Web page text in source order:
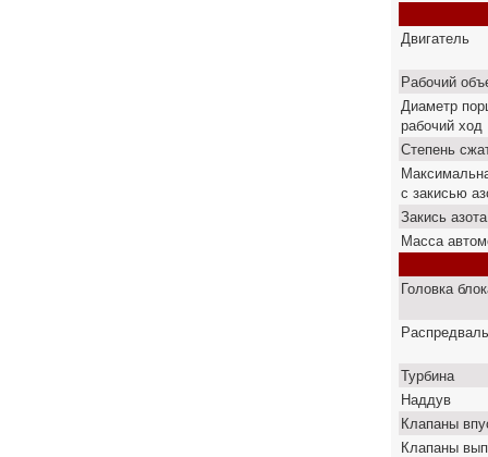
Двигатель
Рабочий
Диаметр
рабочий ход
Степень
с закисью
Закись азота
Масса
Головка
Турбина
Наддув
Клапаны
Клапаны